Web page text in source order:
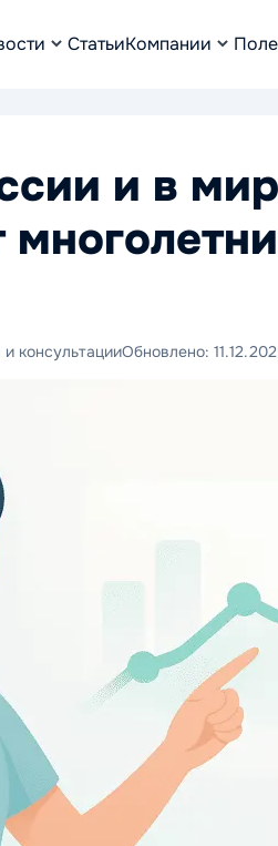
СтатьиКомпании
и в
консультацииОбновлено: